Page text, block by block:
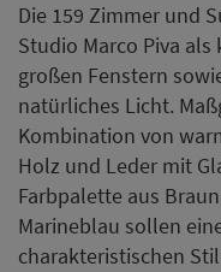
Die 159 Zimmer und
Studio Marco Piva
großen Fenstern
natürliches Licht.
Kombination von
Holz und Leder mit
Farbpalette aus
Marineblau sollen
charakteristischen